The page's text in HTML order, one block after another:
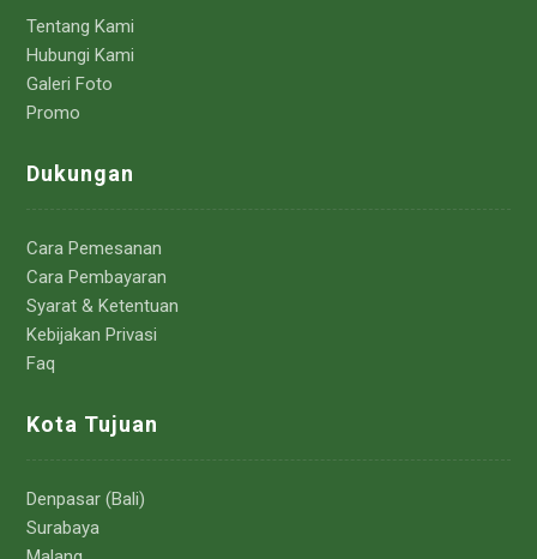
Tentang Kami
Hubungi Kami
Galeri Foto
Promo
Dukungan
Cara Pemesanan
Cara Pembayaran
Syarat & Ketentuan
Kebijakan Privasi
Faq
Kota Tujuan
Denpasar (Bali)
Surabaya